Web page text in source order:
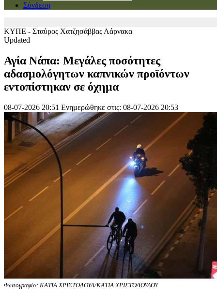
Σύνδεση
ΚΥΠΕ - Σταύρος Χατζησάββας Λάρνακα
Updated
Αγία Νάπα: Μεγάλες ποσότητες
αδασμολόγητων καπνικών προϊόντων
εντοπίστηκαν σε όχημα
08-07-2026 20:51 Ενημερώθηκε στις: 08-07-2026 20:53
Φωτογραφία: ΚΑΤΙΑ ΧΡΙΣΤΟΔΟΥΛ/ΚΑΤΙΑ ΧΡΙΣΤΟΔΟΥΛΟΥ